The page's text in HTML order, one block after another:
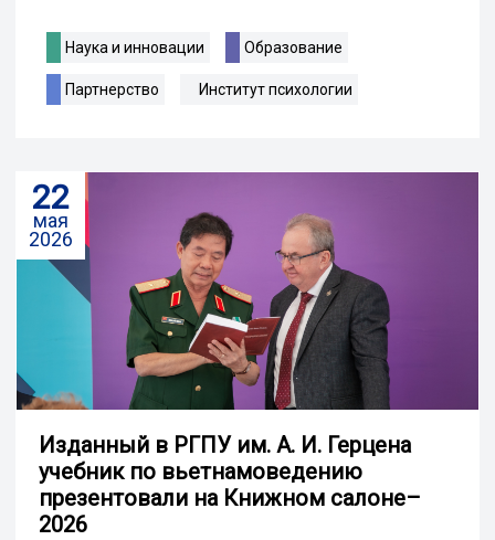
Наука и инновации Образование
Партнерство Институт психологии
22
мая
2026
Изданный в РГПУ им. А. И. Герцена
учебник по вьетнамоведению
презентовали на Книжном салоне–
2026